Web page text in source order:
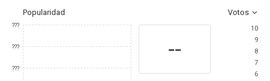
Popularidad Votos
???
???
???
--
10
9
8
7
6